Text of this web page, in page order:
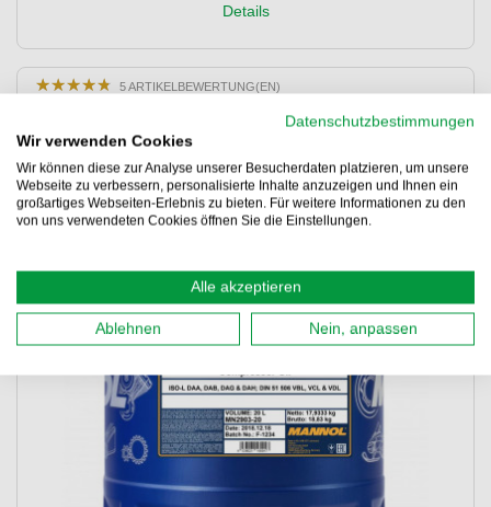
Details
★★★★★
★★★★★ 5 ARTIKELBEWERTUNG(EN)
Mannol 2903 Compressor ISO 150
Kompressorenöl 20l Kanister
Datenschutzbestimmungen
Wir verwenden Cookies
Wir können diese zur Analyse unserer Besucherdaten platzieren, um unsere
Webseite zu verbessern, personalisierte Inhalte anzuzeigen und Ihnen ein
großartiges Webseiten-Erlebnis zu bieten. Für weitere Informationen zu den
von uns verwendeten Cookies öffnen Sie die Einstellungen.
Alle akzeptieren
Ablehnen Nein, anpassen